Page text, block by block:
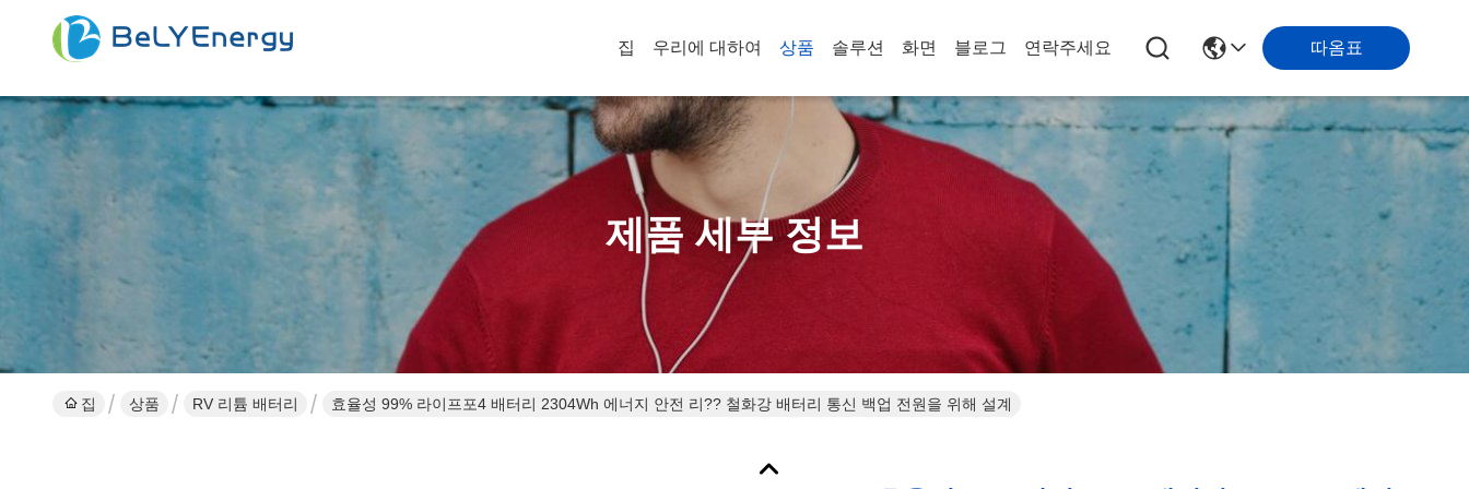
집 우리에 대하여 상품 솔루션 화면 블로그 연락주세요 따옴표
제품 세부 정보
집 상품 RV 리튬 배터리 효율성 99% 라이프포4 배터리 2304Wh 에너지 안전 리?? 철화강 배터리 통신 백업 전원을 위해 설계